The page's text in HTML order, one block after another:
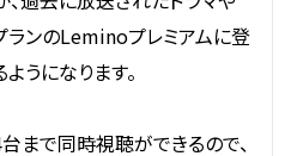
ランのLeminoプレミアムに登
うになります。
まで同時視聴ができるので、